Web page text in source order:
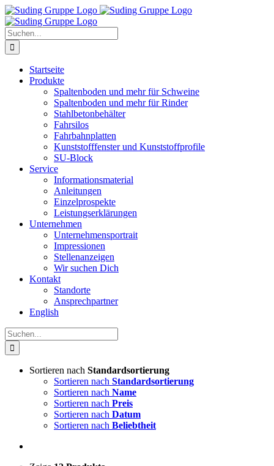
Zum
Inhalt
springen
Suche
nach:
Startseite
Produkte
Spaltenboden und mehr für Schweine
Spaltenboden und mehr für Rinder
Stahlbetonbehälter
Fahrsilos
Fahrbahnplatten
Kunststofffenster und Kunststoffprofile
SU-Block
Service
Informationsmaterial
Anleitungen
Einzelprospekte
Leistungserklärungen
Unternehmen
Unternehmensportrait
Impressionen
Stellenanzeigen
Wir suchen Dich
Kontakt
Standorte
Ansprechpartner
English
Suche
nach:
Sortieren nach Standardsortierung
Sortieren nach Standardsortierung
Sortieren nach Name
Sortieren nach Preis
Sortieren nach Datum
Sortieren nach Beliebtheit